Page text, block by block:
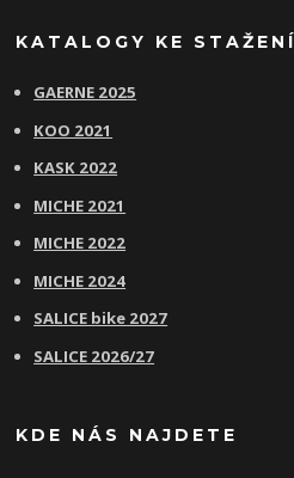
KATALOGY KE STAŽENÍ
GAERNE 2025
KOO 2021
KASK 2022
MICHE 2021
MICHE 2022
MICHE 2024
SALICE bike 2027
SALICE 2026/27
KDE NÁS NAJDETE